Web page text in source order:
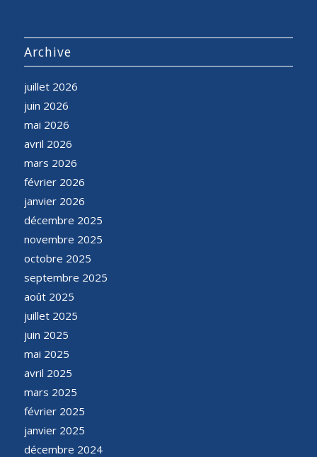
Archive
juillet 2026
juin 2026
mai 2026
avril 2026
mars 2026
février 2026
janvier 2026
décembre 2025
novembre 2025
octobre 2025
septembre 2025
août 2025
juillet 2025
juin 2025
mai 2025
avril 2025
mars 2025
février 2025
janvier 2025
décembre 2024